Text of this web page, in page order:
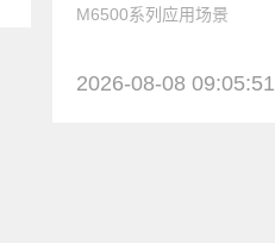
M6500系列应用场景
2026-08-08 09:05:51